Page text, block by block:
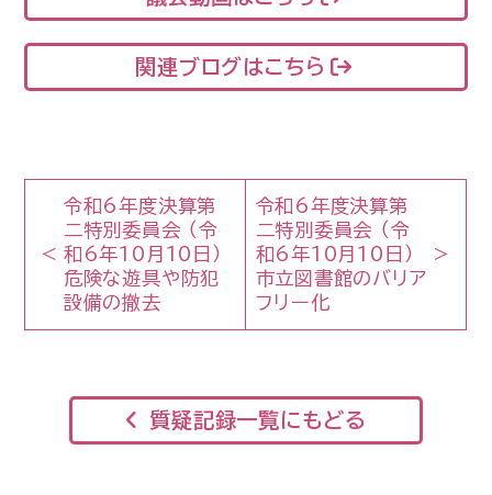
関連ブログはこちら
令和6年度決算第
二特別委員会 （令
和6年10月10日）
危険な遊具や防犯
設備の撤去
令和6年度決算第
二特別委員会 （令
和6年10月10日）
市立図書館のバリア
フリー化
質疑記録一覧にもどる